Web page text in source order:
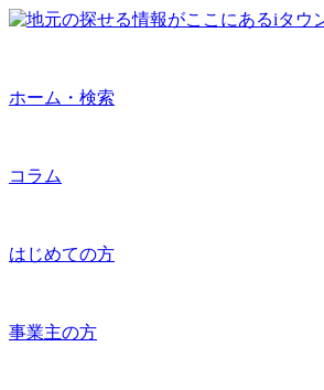
ホーム・検索
コラム
はじめての方
事業主の方